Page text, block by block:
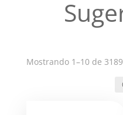
Mostrando 1–10 de